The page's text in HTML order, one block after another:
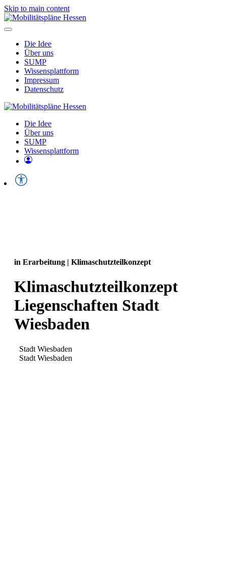
Skip to main content
Die Idee
Über uns
SUMP
Wissensplattform
Impressum
Datenschutz
Die Idee
Über uns
SUMP
Wissensplattform
in Erarbeitung | Klimaschutzteilkonzept
Klimaschutzteilkonzept
Liegenschaften Stadt
Wiesbaden
Stadt Wiesbaden
Stadt Wiesbaden